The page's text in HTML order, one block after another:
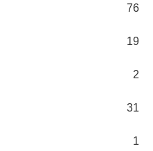
76
19
2
31
1